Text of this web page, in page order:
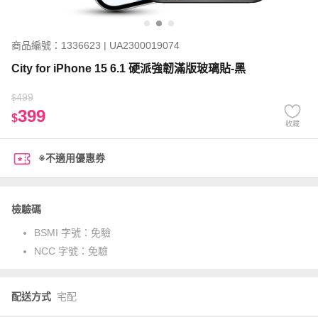
商品編號：1336623 | UA2300019074
City for iPhone 15 6.1 硬派強韌滿版玻璃貼-黑
$499
$399 收藏
※不適用優惠券
檢驗碼
BSMI 字號： 免驗
NCC 字號： 免驗
配送方式 宅配